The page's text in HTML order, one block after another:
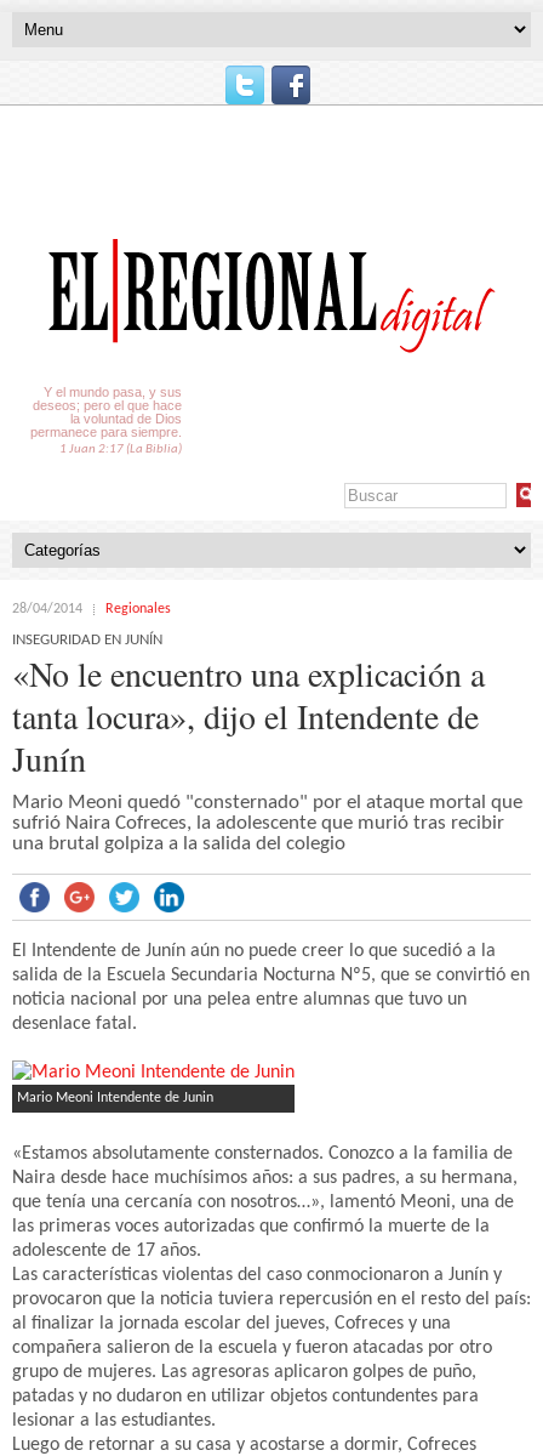
Y el mundo pasa, y sus
deseos; pero el que hace
la voluntad de Dios
permanece para siempre.
1 Juan 2:17 (La Biblia)
28/04/2014 Regionales
INSEGURIDAD EN JUNÍN
«No le encuentro una explicación a
tanta locura», dijo el Intendente de
Junín
Mario Meoni quedó "consternado" por el ataque mortal que
sufrió Naira Cofreces, la adolescente que murió tras recibir
una brutal golpiza a la salida del colegio
El Intendente de Junín aún no puede creer lo que sucedió a la
salida de la Escuela Secundaria Nocturna Nº5, que se convirtió en
noticia nacional por una pelea entre alumnas que tuvo un
desenlace fatal.
Mario Meoni Intendente de Junin
«Estamos absolutamente consternados. Conozco a la familia de
Naira desde hace muchísimos años: a sus padres, a su hermana,
que tenía una cercanía con nosotros…», lamentó Meoni, una de
las primeras voces autorizadas que confirmó la muerte de la
adolescente de 17 años.
Las características violentas del caso conmocionaron a Junín y
provocaron que la noticia tuviera repercusión en el resto del país:
al finalizar la jornada escolar del jueves, Cofreces y una
compañera salieron de la escuela y fueron atacadas por otro
grupo de mujeres. Las agresoras aplicaron golpes de puño,
patadas y no dudaron en utilizar objetos contundentes para
lesionar a las estudiantes.
Luego de retornar a su casa y acostarse a dormir, Cofreces